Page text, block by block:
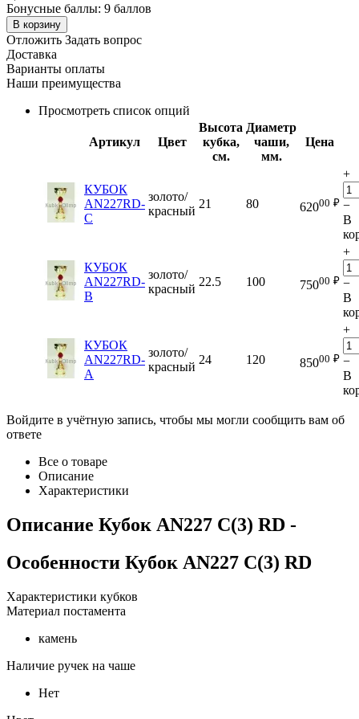
Бонусные баллы: 9 баллов
В корзину
Отложить Задать вопрос
Доставка
Варианты оплаты
Наши преимущества
Просмотреть список опций
Артикул Цвет
Высота
кубка,
см.
Диаметр
чаши,
мм.
Цена
КУБОК
AN227RD-
C
золото/
красный
21 80 62000 ₽
+
−
В
КУБОК
AN227RD-
B
золото/
красный
22.5 100 75000 ₽
+
−
В
КУБОК
AN227RD-
A
золото/
красный
24 120 85000 ₽
+
−
В
Войдите в учётную запись, чтобы мы могли сообщить вам об
ответе
Все о товаре
Описание
Характеристики
Описание Кубок AN227 C(3) RD -
Особенности Кубок AN227 C(3) RD
Характеристики кубков
Материал постамента
камень
Наличие ручек на чаше
Нет